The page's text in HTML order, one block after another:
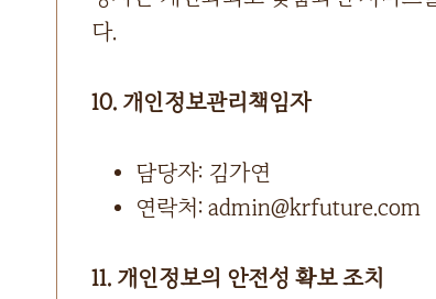
다.
10. 개인정보관리책임자
담당자: 김가연
연락처: admin@krfuture.com
11. 개인정보의 안전성 확보 조치